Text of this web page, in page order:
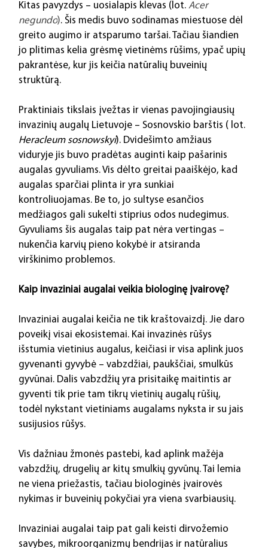
Kitas pavyzdys – uosialapis klevas (lot. Acer
negundo). Šis medis buvo sodinamas miestuose dėl
greito augimo ir atsparumo taršai. Tačiau šiandien
jo plitimas kelia grėsmę vietinėms rūšims, ypač upių
pakrantėse, kur jis keičia natūralių buveinių
struktūrą.
Praktiniais tikslais įvežtas ir vienas pavojingiausių
invazinių augalų Lietuvoje – Sosnovskio barštis ( lot.
Heracleum sosnowskyi). Dvidešimto amžiaus
viduryje jis buvo pradėtas auginti kaip pašarinis
augalas gyvuliams. Vis dėlto greitai paaiškėjo, kad
augalas sparčiai plinta ir yra sunkiai
kontroliuojamas. Be to, jo sultyse esančios
medžiagos gali sukelti stiprius odos nudegimus.
Gyvuliams šis augalas taip pat nėra vertingas –
nukenčia karvių pieno kokybė ir atsiranda
virškinimo problemos.
Kaip invaziniai augalai veikia biologinę įvairovę?
Invaziniai augalai keičia ne tik kraštovaizdį. Jie daro
poveikį visai ekosistemai. Kai invazinės rūšys
išstumia vietinius augalus, keičiasi ir visa aplink juos
gyvenanti gyvybė – vabzdžiai, paukščiai, smulkūs
gyvūnai. Dalis vabzdžių yra prisitaikę maitintis ar
gyventi tik prie tam tikrų vietinių augalų rūšių,
todėl nykstant vietiniams augalams nyksta ir su jais
susijusios rūšys.
Vis dažniau žmonės pastebi, kad aplink mažėja
vabzdžių, drugelių ar kitų smulkių gyvūnų. Tai lemia
ne viena priežastis, tačiau biologinės įvairovės
nykimas ir buveinių pokyčiai yra viena svarbiausių.
Invaziniai augalai taip pat gali keisti dirvožemio
savybes, mikroorganizmų bendrijas ir natūralius